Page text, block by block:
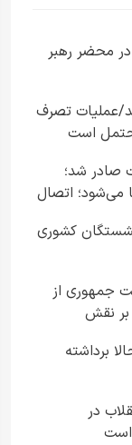
محضر رهبر
عملیات تصرف
است
صادر شد؛
می‌شود؛ اتصال
بازنشستگان کشوری
جمهوری از
بر نقش
عمومی
برداشته
در
است​